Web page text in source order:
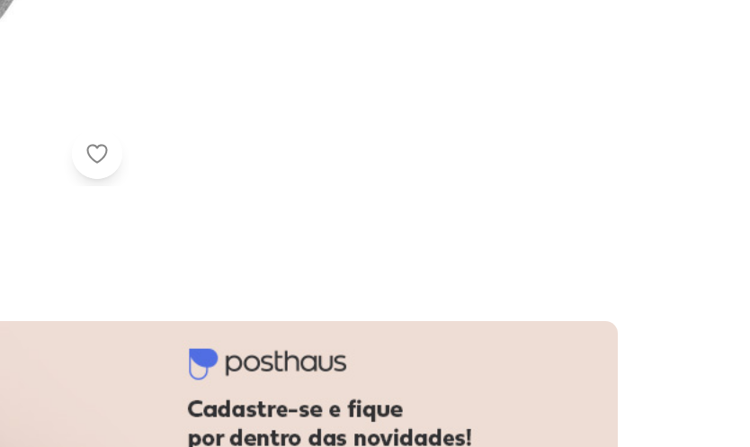
Endless - Kit 3 pares de Meias Soquete Cinza
0010-98
- Não secar e tambor - Secar a sombra - Não passar- Não limpar a seco